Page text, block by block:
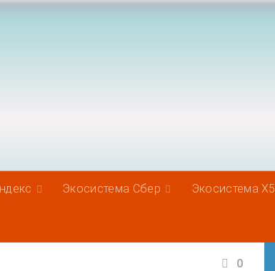
Экосистема Сбер Экосистема Х5
0